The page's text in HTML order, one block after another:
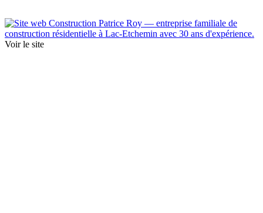
Voir le site